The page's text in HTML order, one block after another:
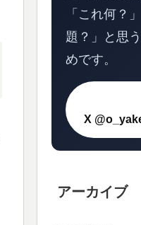
「これ何？
題？」と思
めです。
X
アーカイブ